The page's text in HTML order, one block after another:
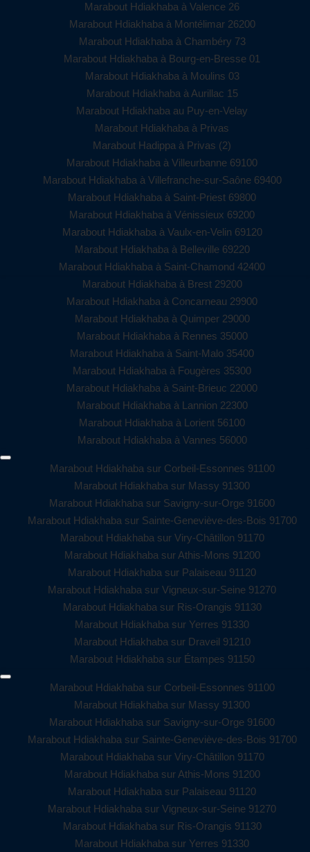
Marabout Hdiakhaba à Valence 26
Marabout Hdiakhaba à Montélimar 26200
Marabout Hdiakhaba à Chambéry 73
Marabout Hdiakhaba à Bourg-en-Bresse 01
Marabout Hdiakhaba à Moulins 03
Marabout Hdiakhaba à Aurillac 15
Marabout Hdiakhaba au Puy-en-Velay
Marabout Hdiakhaba à Privas
Marabout Hadippa à Privas (2)
Marabout Hdiakhaba à Villeurbanne 69100
Marabout Hdiakhaba à Villefranche-sur-Saône 69400
Marabout Hdiakhaba à Saint-Priest 69800
Marabout Hdiakhaba à Vénissieux 69200
Marabout Hdiakhaba à Vaulx-en-Velin 69120
Marabout Hdiakhaba à Belleville 69220
Marabout Hdiakhaba à Saint-Chamond 42400
Marabout Hdiakhaba à Brest 29200
Marabout Hdiakhaba à Concarneau 29900
Marabout Hdiakhaba à Quimper 29000
Marabout Hdiakhaba à Rennes 35000
Marabout Hdiakhaba à Saint-Malo 35400
Marabout Hdiakhaba à Fougères 35300
Marabout Hdiakhaba à Saint-Brieuc 22000
Marabout Hdiakhaba à Lannion 22300
Marabout Hdiakhaba à Lorient 56100
Marabout Hdiakhaba à Vannes 56000
Marabout Hdiakhaba sur Corbeil-Essonnes 91100
Marabout Hdiakhaba sur Massy 91300
Marabout Hdiakhaba sur Savigny-sur-Orge 91600
Marabout Hdiakhaba sur Sainte-Geneviève-des-Bois 91700
Marabout Hdiakhaba sur Viry-Châtillon 91170
Marabout Hdiakhaba sur Athis-Mons 91200
Marabout Hdiakhaba sur Palaiseau 91120
Marabout Hdiakhaba sur Vigneux-sur-Seine 91270
Marabout Hdiakhaba sur Ris-Orangis 91130
Marabout Hdiakhaba sur Yerres 91330
Marabout Hdiakhaba sur Draveil 91210
Marabout Hdiakhaba sur Étampes 91150
Marabout Hdiakhaba sur Corbeil-Essonnes 91100
Marabout Hdiakhaba sur Massy 91300
Marabout Hdiakhaba sur Savigny-sur-Orge 91600
Marabout Hdiakhaba sur Sainte-Geneviève-des-Bois 91700
Marabout Hdiakhaba sur Viry-Châtillon 91170
Marabout Hdiakhaba sur Athis-Mons 91200
Marabout Hdiakhaba sur Palaiseau 91120
Marabout Hdiakhaba sur Vigneux-sur-Seine 91270
Marabout Hdiakhaba sur Ris-Orangis 91130
Marabout Hdiakhaba sur Yerres 91330